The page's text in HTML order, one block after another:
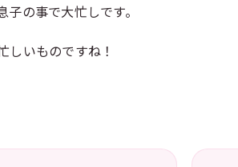
の事で大忙しです。
しいものですね！